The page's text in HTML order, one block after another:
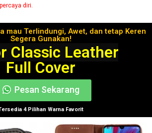
diri.
mau Terlindungi, Awet, dan tetap Keren
Segera Gunakan!
Classic Leather
Full Cover
Pesan Sekarang
4 Pilihan Warna Favorit